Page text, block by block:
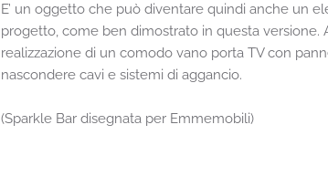
E’ un oggetto che può diventare quindi anche un
progetto, come ben dimostrato in questa versione.
realizzazione di un comodo vano porta TV con
nascondere cavi e sistemi di aggancio.
(Sparkle Bar disegnata per Emmemobili)